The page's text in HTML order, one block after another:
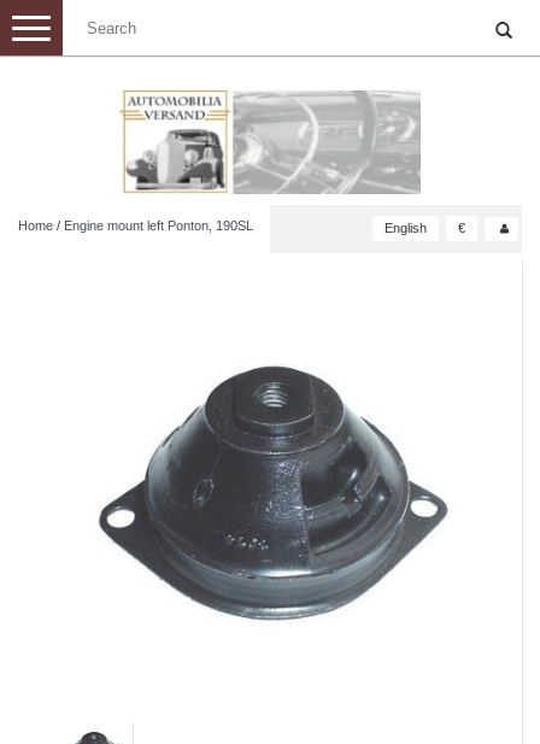
Toggle
navigation
Home / Engine mount left Ponton, 190SL English €